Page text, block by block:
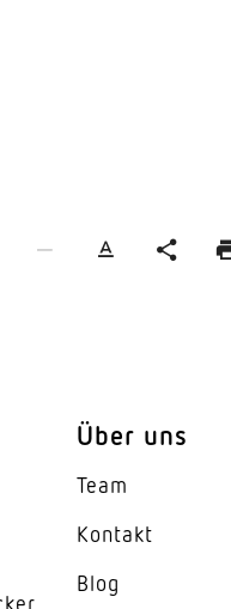
Über uns
Team
Kontakt
Blog